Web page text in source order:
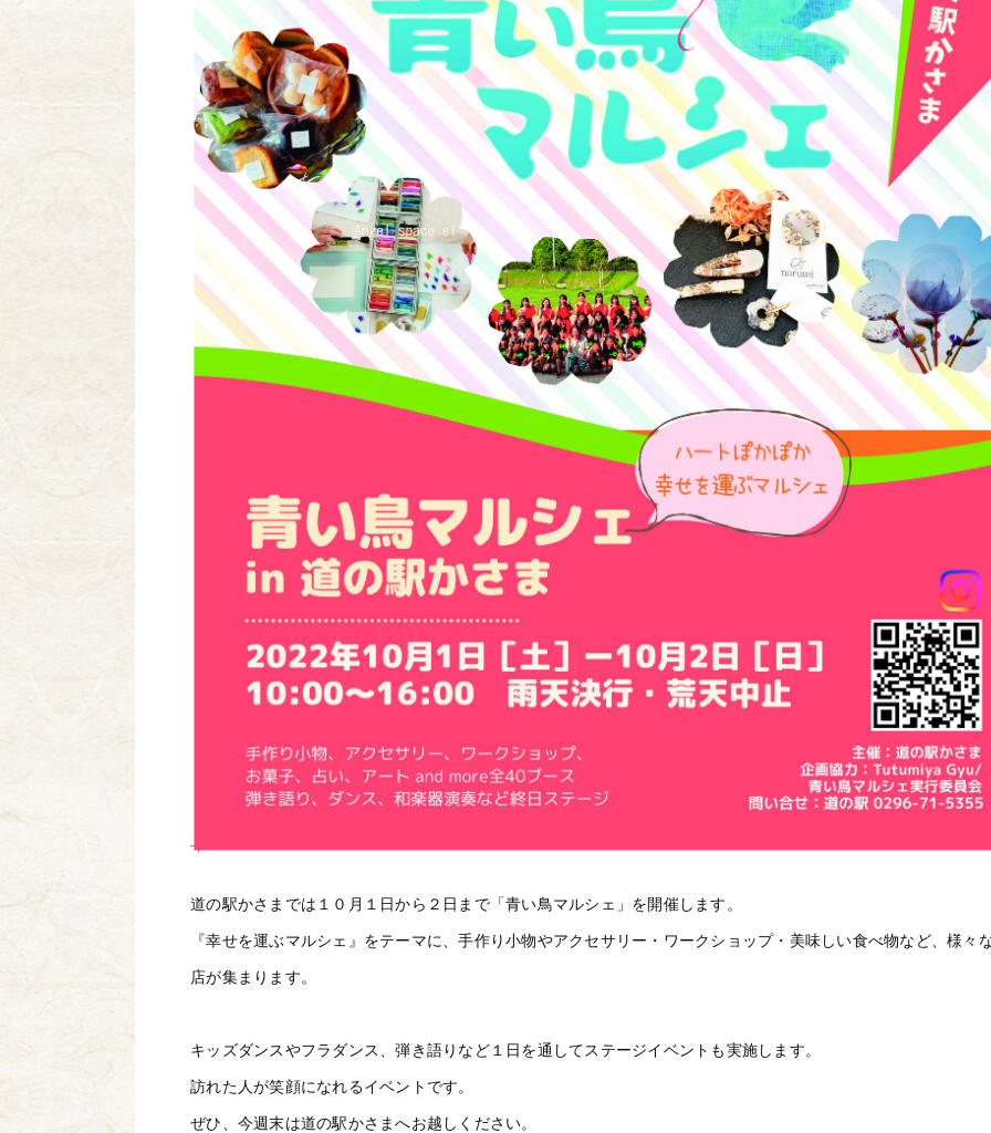
道の駅かさまでは１０月１日から２日まで「青い鳥マルシェ」を開催します。
『幸せを運ぶマルシェ』をテーマに、手作り小物やアクセサリー・ワークショップ・美味しい食べ物など、様々
店が集まります。
キッズダンスやフラダンス、弾き語りなど１日を通してステージイベントも実施します。
訪れた人が笑顔になれるイベントです。
ぜひ、今週末は道の駅かさまへお越しください。